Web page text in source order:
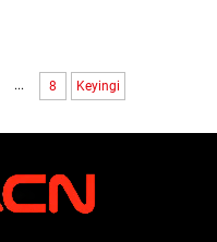
... 8 Keyingi